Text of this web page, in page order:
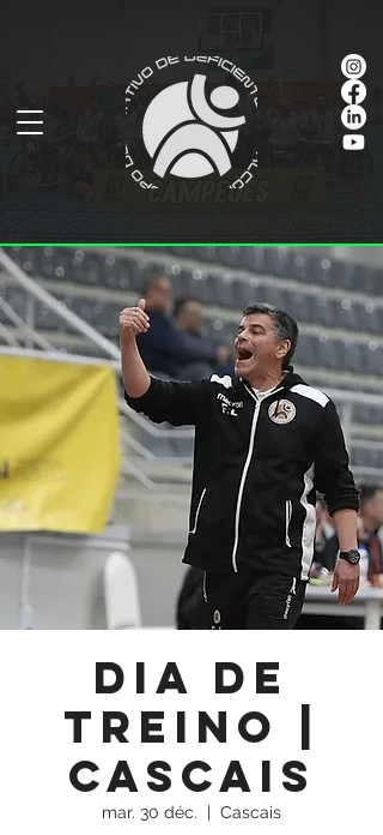
Dia de
Treino |
Cascais
mar. 30 déc.
  |
Cascais